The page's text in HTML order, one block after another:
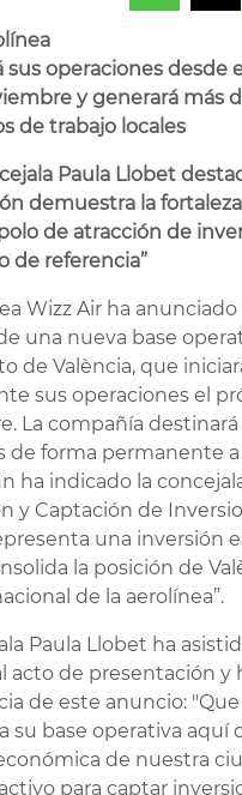
sus operaciones desde
y generará más
de trabajo locales
Paula Llobet
demuestra la
de atracción de
de referencia”
Wizz Air ha anunciado
una nueva base
de València, que
sus operaciones el
La compañía destinará
de forma permanente
ha indicado la
y Captación de
una inversión
la posición de
de la aerolínea”.
Paula Llobet ha
acto de presentación y
de este anuncio: "Que
su base operativa aquí
de nuestra
para captar